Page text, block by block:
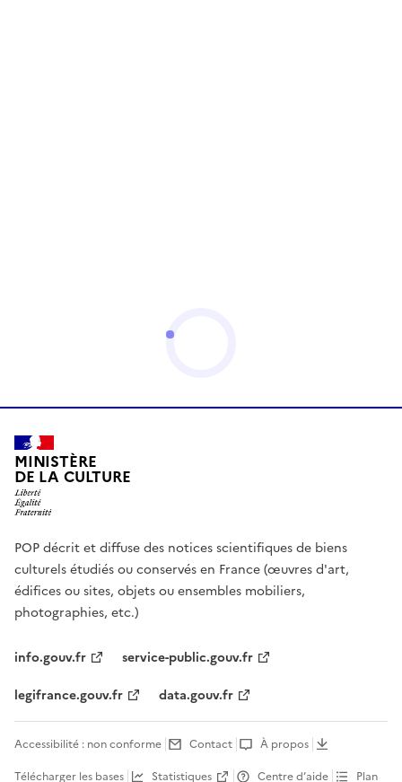
MINISTÈRE
DE LA CULTURE
POP décrit et diffuse des notices scientifiques de biens
culturels étudiés ou conservés en France (œuvres d'art,
édifices ou sites, objets ou ensembles mobiliers,
photographies, etc.)
info.gouv.fr
service-public.gouv.fr
legifrance.gouv.fr
data.gouv.fr
Accessibilité : non conforme Contact
À propos
Télécharger les bases
Statistiques Centre d’aide Plan